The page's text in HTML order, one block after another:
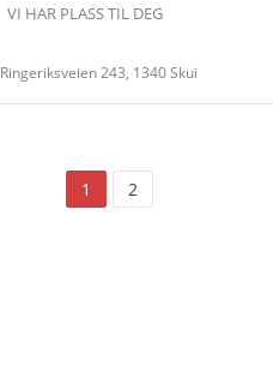
VI HAR PLASS TIL DEG
Ringeriksveien 243, 1340 Skui
1 2